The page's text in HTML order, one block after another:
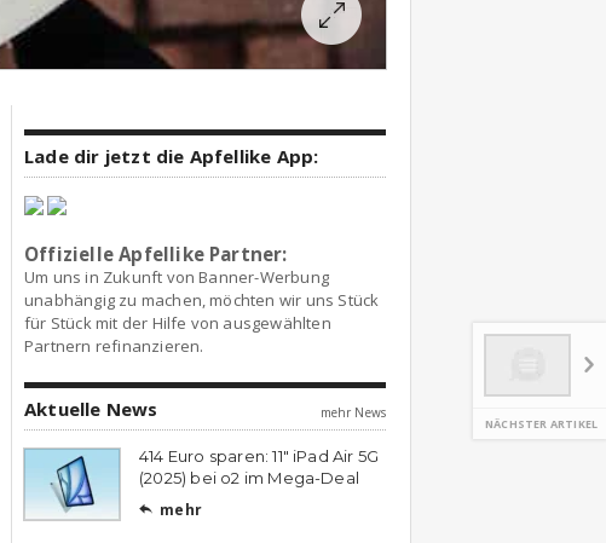
NÄCHSTER ARTIKEL
Lade dir jetzt die Apfellike App:
Offizielle Apfellike Partner:
Um uns in Zukunft von Banner-Werbung
unabhängig zu machen, möchten wir uns Stück
für Stück mit der Hilfe von ausgewählten
Partnern refinanzieren.
Aktuelle News mehr News
414 Euro sparen: 11″ iPad Air 5G
(2025) bei o2 im Mega-Deal
 mehr